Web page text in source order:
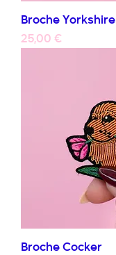
Broche Yorkshire
Prix
25,00 €
Broche Cocker